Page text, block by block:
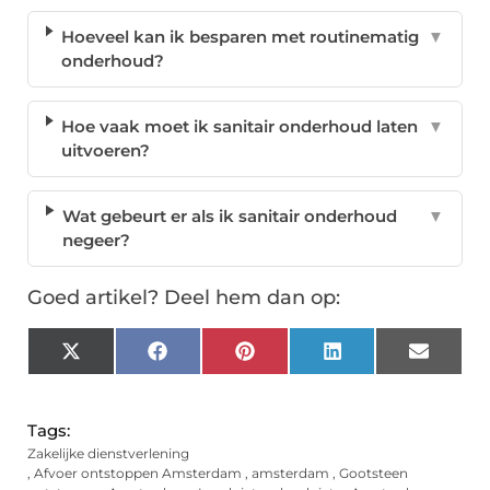
Hoeveel kan ik besparen met routinematig
onderhoud?
▼
Hoe vaak moet ik sanitair onderhoud laten
uitvoeren?
▼
Wat gebeurt er als ik sanitair onderhoud
negeer?
▼
Goed artikel? Deel hem dan op:
X
(Twitter)
FacebookPinterest LinkedIn Email
Tags:
Zakelijke dienstverlening
, Afvoer ontstoppen Amsterdam , amsterdam , Gootsteen